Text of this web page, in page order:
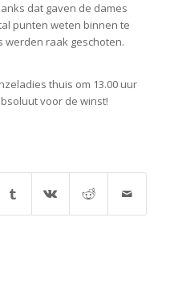
dat gaven de dames
punten weten binnen te
werden raak geschoten.
thuis om 13.00 uur
voor de winst!